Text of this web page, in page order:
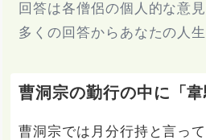
回答は各僧侶の個人的な意
多くの回答からあなたの人
曹洞宗の勤行の中に「
曹洞宗では月分行持と言っ